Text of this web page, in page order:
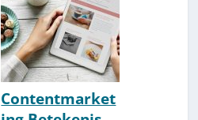
Contentmarket